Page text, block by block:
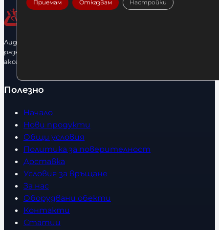
Лидерфитнес е водещ вносител и представител на голямо
разнообразие от бойна екипировка, фитнес уреди и
аксесоари.
Полезно
Начало
Нови продукти
Общи условия
Политика за поверителност
Доставка
Условия за връщане
За нас
Оборудвани обекти
Контакти
Статии
Приемам Отказвам Настройки